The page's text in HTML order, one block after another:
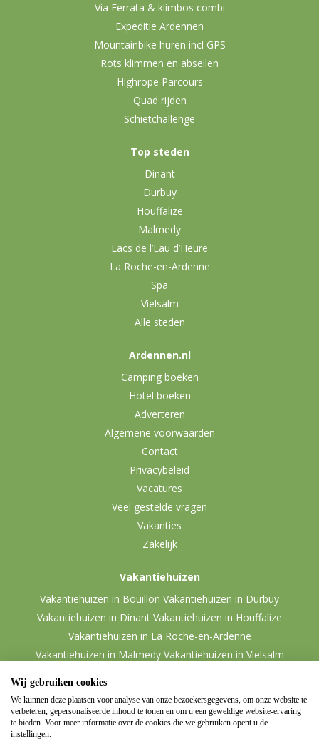
Via Ferrata & klimbos combi
Expeditie Ardennen
Mountainbike huren incl GPS
Rots klimmen en abseilen
Highrope Parcours
Quad rijden
Schietchallenge
Top steden
Dinant
Durbuy
Houffalize
Malmedy
Lacs de l’Eau d’Heure
La Roche-en-Ardenne
Spa
Vielsalm
Alle steden
Ardennen.nl
Camping boeken
Hotel boeken
Adverteren
Algemene voorwaarden
Contact
Privacybeleid
Vacatures
Veel gestelde vragen
Vakanties
Zakelijk
Vakantiehuizen
Vakantiehuizen in Bouillon Vakantiehuizen in Durbuy
Vakantiehuizen in Dinant Vakantiehuizen in Houffalize
Vakantiehuizen in La Roche-en-Ardenne
Vakantiehuizen in Malmedy Vakantiehuizen in Vielsalm
Wij gebruiken cookies
We kunnen deze plaatsen voor analyse van onze bezoekersgegevens, om onze website te
verbeteren, gepersonaliseerde inhoud te tonen en om u een geweldige website-ervaring
te bieden. Voor meer informatie over de cookies die we gebruiken opent u de
instellingen.